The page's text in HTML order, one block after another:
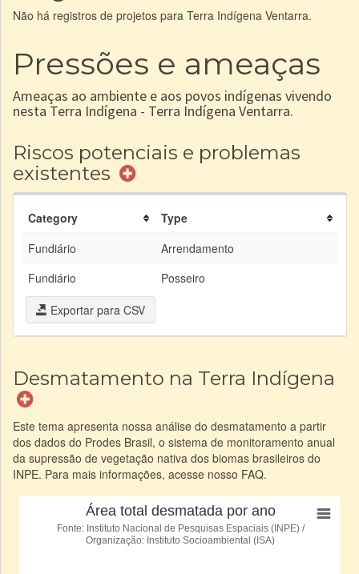
Não há registros de projetos para Terra Indígena Ventarra.
Pressões e ameaças
Ameaças ao ambiente e aos povos indígenas vivendo
nesta Terra Indígena - Terra Indígena Ventarra.
Riscos potenciais e problemas
existentes
Category
Type
Fundiário
Arrendamento
Fundiário
Posseiro
Exportar para CSV
Desmatamento na Terra Indígena
Este tema apresenta nossa análise do desmatamento a partir
dos dados do Prodes Brasil, o sistema de monitoramento anual
da supressão de vegetação nativa dos biomas brasileiros do
INPE. Para mais informações, acesse nosso FAQ.